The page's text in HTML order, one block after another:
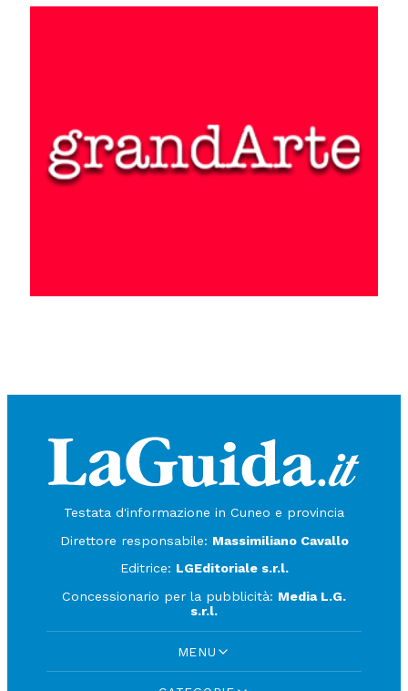
Testata d'informazione in Cuneo e provincia
Direttore responsabile: Massimiliano Cavallo
Editrice: LGEditoriale s.r.l.
Concessionario per la pubblicità: Media L.G.
s.r.l.
MENU